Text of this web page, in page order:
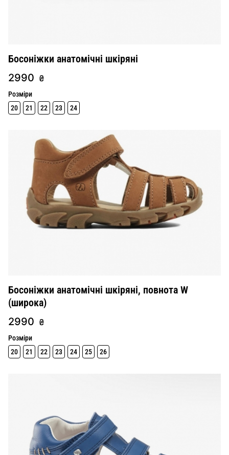
Босоніжки анатомічні шкіряні
2990 ₴
Розміри
20
21 22 23 24
Босоніжки анатомічні шкіряні, повнота W
(широка)
2990 ₴
Розміри
20
21 22 23 24 25 26